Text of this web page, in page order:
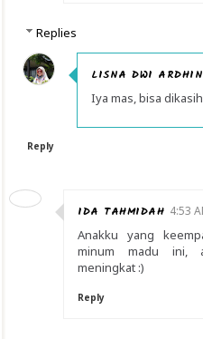
Replies
LISNA DWI
Iya mas, bisa
Reply
IDA TAHMIDAH 4:53
Anakku yang
minum madu ini,
meningkat :)
Reply